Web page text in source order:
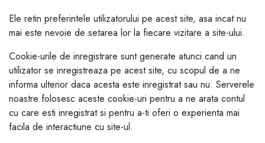
Ele retin preferintele utilizatorului pe acest site, asa incat nu
mai este nevoie de setarea lor la fiecare vizitare a site-ului.
Cookie-urile de inregistrare sunt generate atunci cand un
utilizator se inregistreaza pe acest site, cu scopul de a ne
informa ulterior daca acesta este inregistrat sau nu. Serverele
noastre folosesc aceste cookie-uri pentru a ne arata contul
cu care esti inregistrat si pentru a-ti oferi o experienta mai
facila de interactiune cu site-ul.